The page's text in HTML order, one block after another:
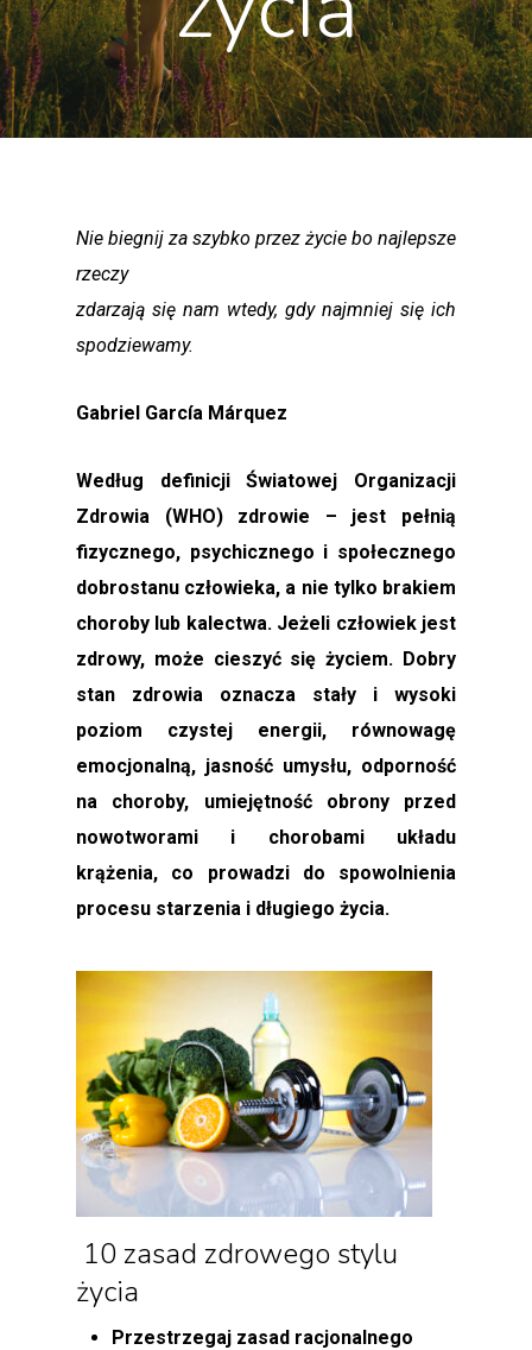
Nie biegnij za szybko przez życie bo najlepsze
rzeczy
zdarzają się nam wtedy, gdy najmniej się ich
spodziewamy.
Gabriel García Márquez
Według definicji Światowej Organizacji
Zdrowia (WHO) zdrowie – jest pełnią
fizycznego, psychicznego i społecznego
dobrostanu człowieka, a nie tylko brakiem
choroby lub kalectwa. Jeżeli człowiek jest
zdrowy, może cieszyć się życiem. Dobry
stan zdrowia oznacza stały i wysoki
poziom czystej energii, równowagę
emocjonalną, jasność umysłu, odporność
na choroby, umiejętność obrony przed
nowotworami i chorobami układu
krążenia, co prowadzi do spowolnienia
procesu starzenia i długiego życia.
10 zasad zdrowego stylu
życia
Przestrzegaj zasad racjonalnego